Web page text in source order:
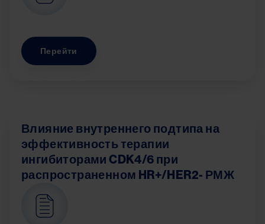
Перейти
Влияние внутреннего подтипа на
эффективность терапии
ингибиторами CDK4/6 при
распространенном HR+/HER2- РМЖ